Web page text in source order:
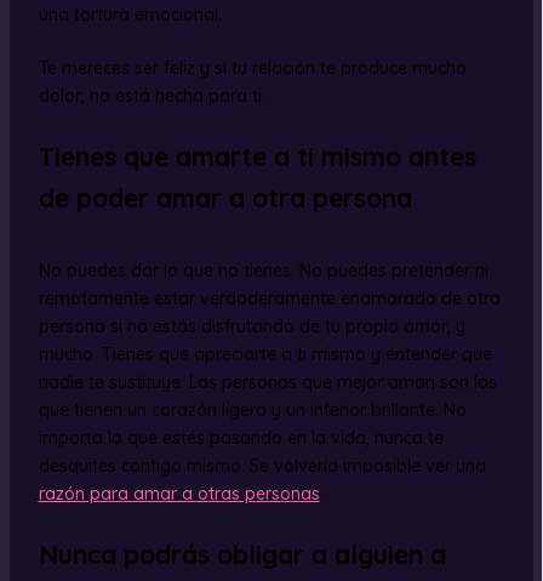
una tortura emocional.
Te mereces ser feliz y si tu relación te produce mucho
dolor, no está hecha para ti.
Tienes que amarte a ti mismo antes
de poder amar a otra persona
No puedes dar lo que no tienes. No puedes pretender ni
remotamente estar verdaderamente enamorado de otra
persona si no estás disfrutando de tu propio amor, y
mucho. Tienes que apreciarte a ti mismo y entender que
nadie te sustituye. Las personas que mejor aman son las
que tienen un corazón ligero y un interior brillante. No
importa lo que estés pasando en la vida, nunca te
desquites contigo mismo. Se volvería imposible ver una
razón para amar a otras personas.
Nunca podrás obligar a alguien a